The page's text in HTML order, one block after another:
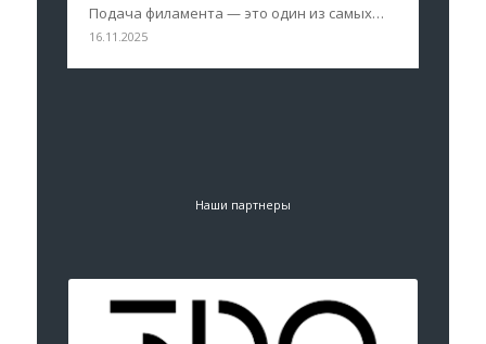
Подача филамента — это один из самых…
16.11.2025
Наши партнеры